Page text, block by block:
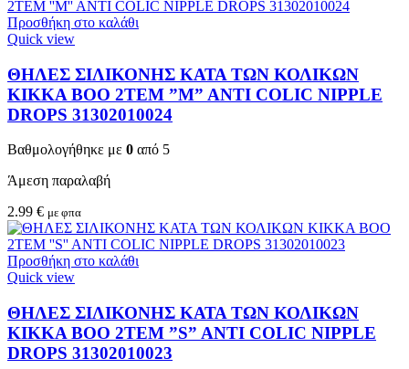
Προσθήκη στο καλάθι
Quick view
ΘΗΛΕΣ ΣΙΛΙΚΟΝΗΣ ΚΑΤΑ ΤΩΝ ΚΟΛΙΚΩΝ
KIKKA BOO 2TEM ”M” ANTI COLIC NIPPLE
DROPS 31302010024
Βαθμολογήθηκε με 0 από 5
Άμεση παραλαβή
2.99 € με φπα
Προσθήκη στο καλάθι
Quick view
ΘΗΛΕΣ ΣΙΛΙΚΟΝΗΣ ΚΑΤΑ ΤΩΝ ΚΟΛΙΚΩΝ
KIKKA BOO 2TEM ”S” ANTI COLIC NIPPLE
DROPS 31302010023